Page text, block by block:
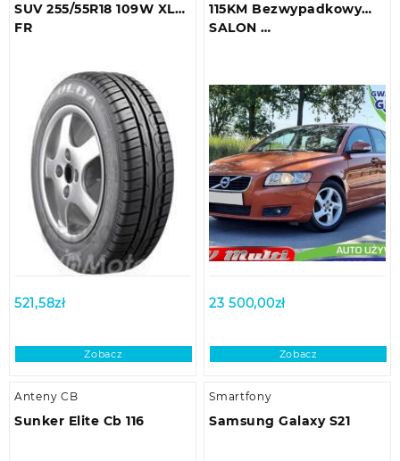
SUV 255/55R18 109W XL
FR
521,58zł
Zobacz
115KM Bezwypadkowy
SALON …
23 500,00zł
Zobacz
Anteny CB
Sunker Elite Cb 116
Smartfony
Samsung Galaxy S21